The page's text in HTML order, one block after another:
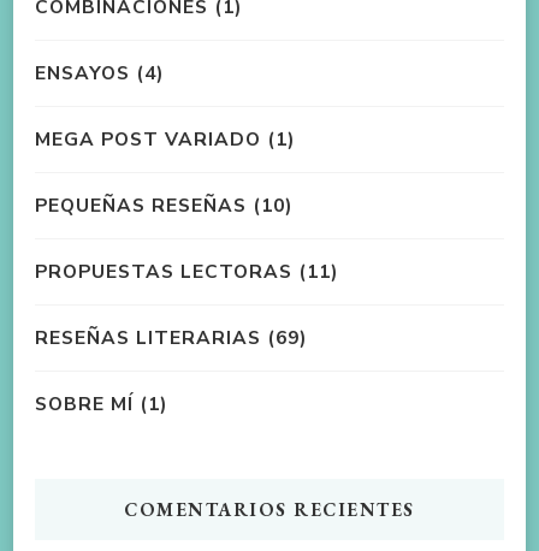
COMBINACIONES (1)
ENSAYOS (4)
MEGA POST VARIADO (1)
PEQUEÑAS RESEÑAS (10)
PROPUESTAS LECTORAS (11)
RESEÑAS LITERARIAS (69)
SOBRE MÍ (1)
COMENTARIOS RECIENTES